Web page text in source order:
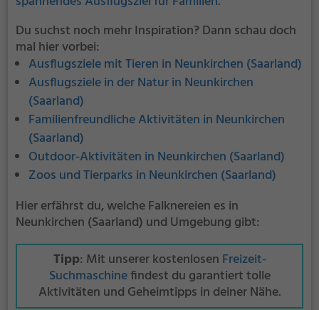
Du suchst noch mehr Inspiration? Dann schau doch
mal hier vorbei:
Ausflugsziele mit Tieren in Neunkirchen (Saarland)
Ausflugsziele in der Natur in Neunkirchen
(Saarland)
Familienfreundliche Aktivitäten in Neunkirchen
(Saarland)
Outdoor-Aktivitäten in Neunkirchen (Saarland)
Zoos und Tierparks in Neunkirchen (Saarland)
Hier erfährst du, welche Falknereien es in
Neunkirchen (Saarland) und Umgebung gibt:
Tipp: Mit unserer kostenlosen Freizeit-
Suchmaschinefindest du garantiert tolle
Aktivitäten und Geheimtipps in deiner Nähe.